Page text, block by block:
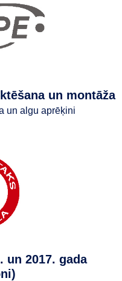
un montāža
un algu aprēķini
un 2017. gada